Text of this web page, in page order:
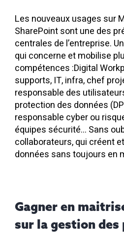
Les nouveaux usages sur
SharePoint sont une des
centrales de l’entreprise.
qui concerne et mobilise
compétences :Digital
supports, IT, infra, chef
responsable des
protection des données
responsable cyber ou
équipes sécurité… Sans
collaborateurs, qui créent
données sans toujours en
Gagner en
sur la gestion des